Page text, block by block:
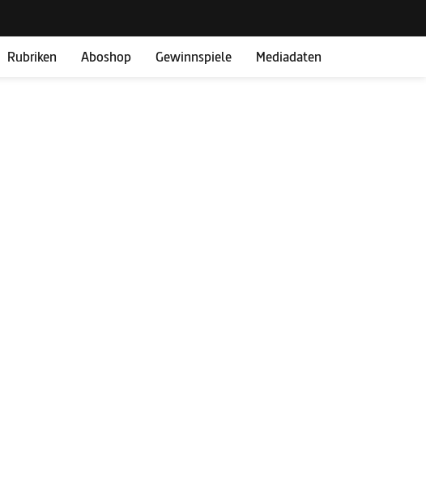
Rubriken Aboshop Gewinnspiele Mediadaten